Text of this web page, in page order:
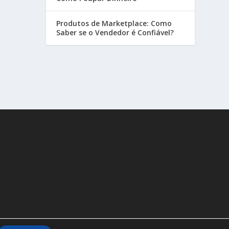
Produtos de Marketplace: Como
Saber se o Vendedor é Confiável?